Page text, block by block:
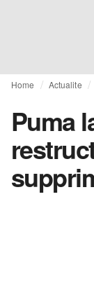
Home Actualite
Puma